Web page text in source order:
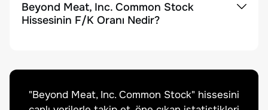
Beyond Meat, Inc. Common Stock
Hissesinin F/K Oranı Nedir?
"Beyond Meat, Inc. Common Stock" hissesini